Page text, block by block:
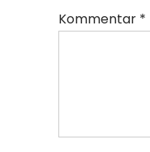
Kommentar *